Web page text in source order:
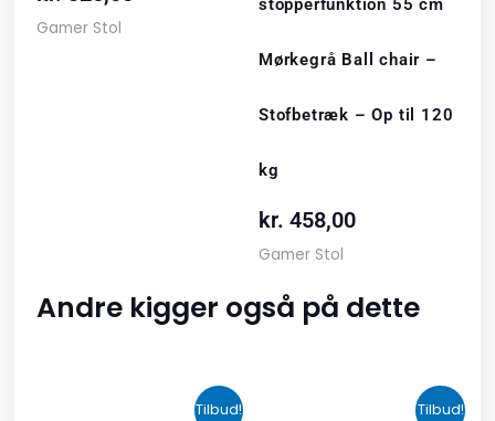
Gamer Stol
Mørkegrå Ball chair –
Stofbetræk – Op til 120
kg
kr. 458,00
Gamer Stol
Andre kigger også på dette
Tilbud!
Den
Tilbud!